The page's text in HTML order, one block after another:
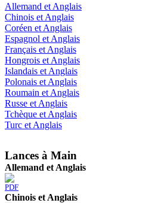
Allemand et Anglais
Chinois et Anglais
Coréen et Anglais
Espagnol et Anglais
Français et Anglais
Hongrois et Anglais
Islandais et Anglais
Polonais et Anglais
Roumain et Anglais
Russe et Anglais
Tchèque et Anglais
Turc et Anglais
Lances à Main
Allemand et Anglais
PDF
Chinois et Anglais